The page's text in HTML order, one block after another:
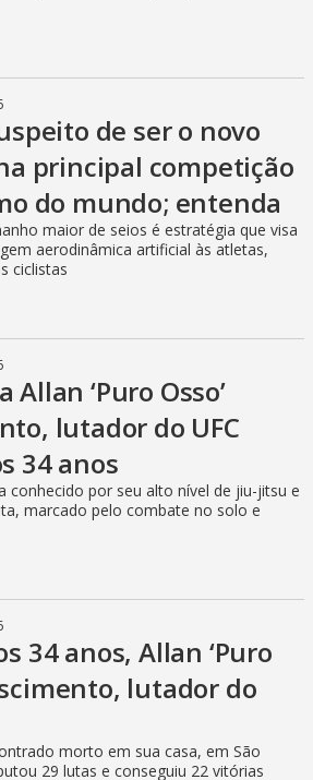
de ser o novo
principal competição
do mundo; entenda
maior de seios é estratégia que visa
aerodinâmica artificial às atletas,
ciclistas
Allan ‘Puro Osso’
lutador do UFC
34 anos
conhecido por seu alto nível de jiu-jitsu e
marcado pelo combate no solo e
34 anos, Allan ‘Puro
lutador do
morto em sua casa, em São
29 lutas e conseguiu 22 vitórias